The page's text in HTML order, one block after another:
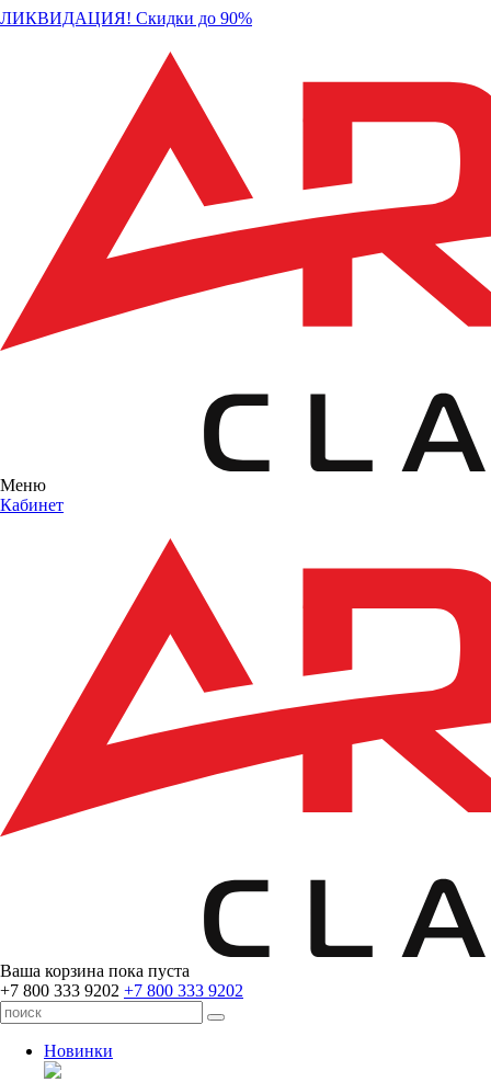
ЛИКВИДАЦИЯ! Скидки до 90%
Меню
Кабинет
Ваша корзина пока пуста
+7 800 333 9202 +7 800 333 9202
Новинки